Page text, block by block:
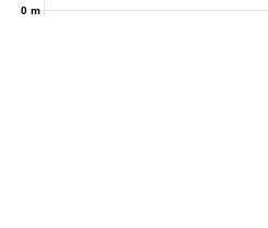
0 m